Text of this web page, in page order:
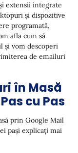
Campaniile
Mod Mai
dvs.
segmente
extensii integrate
și dispozitive
programată,
afla cum să
și vom descoperi
de emailuri
în Masă
cu Pas
prin Google Mail
pași explicați mai